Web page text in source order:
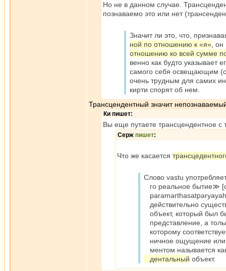
Но не в данном случае.
познаваемо это или нет
Значит ли это, что,
ной по отношению к «я» ,
отношению ко всей сумме
венно как будто указывает
самого себя освещающим
очень трудным для самих
кирти спорят об нем.
Трансцендентный значит
Ки пишет:
Вы еще путаете трансцендентное
Серж пишет:
Что же касается
Слово vastu
го реальное бытие≫
действительно
объект, который был
представление, а
которому
ничное ощущение
ментом называется
дентальный объект.